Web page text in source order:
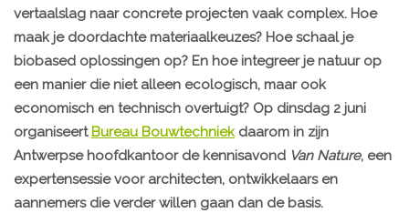
vertaalslag naar concrete projecten vaak complex. Hoe
maak je doordachte materiaalkeuzes? Hoe schaal je
biobased oplossingen op? En hoe integreer je natuur op
een manier die niet alleen ecologisch, maar ook
economisch en technisch overtuigt? Op dinsdag 2 juni
organiseert Bureau Bouwtechniekdaarom in zijn
Antwerpse hoofdkantoor de kennisavond Van Nature, een
expertensessie voor architecten, ontwikkelaars en
aannemers die verder willen gaan dan de basis.